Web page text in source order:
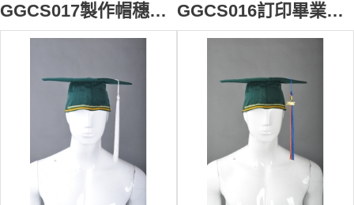
GGCS017製作帽穗垂繩 製作畢業專用帽穗 製造四方帽流蘇 四方帽流蘇專營 GGCS016訂印畢業帽流蘇 度身訂造帽穗繩 網上下單畢業帽穗 畢業帽帽穗